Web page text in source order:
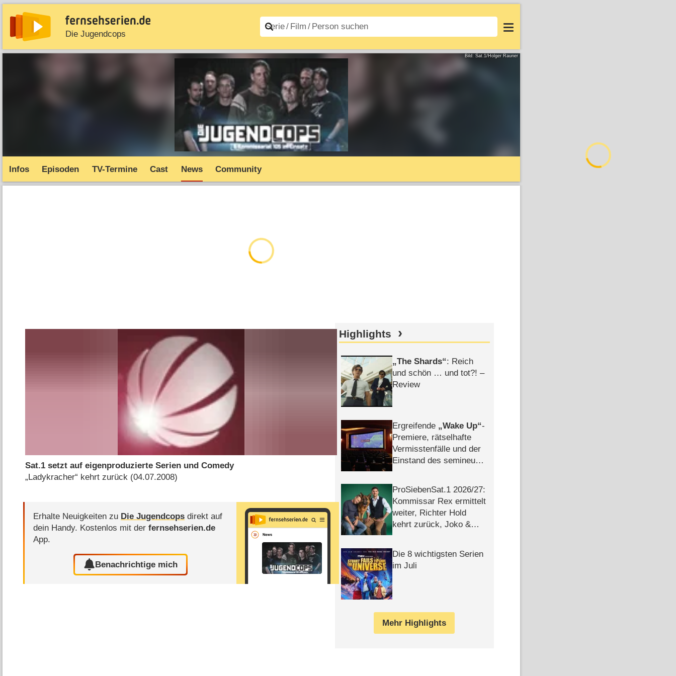
Die Jugendcops
News Entdecken Streaming Filme A–Z Login
Bild: Sat.1/Holger Rauner
Infos Episoden TV-Termine Cast News Community
Sat.1 setzt auf eigenproduzierte Serien und Comedy
„Ladykracher“ kehrt zurück (04.07.2008)
Erhalte Neuigkeiten zu Die Jugendcops direkt auf
dein Handy. Kostenlos mit derfernsehserien.de
App.
Benachrichtige mich
Highlights
The Shards : Reich
und schön … und tot?! –
Review
Ergreifende Wake Up -
Premiere, rätselhafte
Vermisstenfälle und der
Einstand des semineuen
ProSiebenSat.1 2026/​27:
Kommissar Rex ermittelt
weiter, Richter Hold
kehrt zurück, Joko &
Die 8 wichtigsten Serien
im Juli
Mehr Highlights